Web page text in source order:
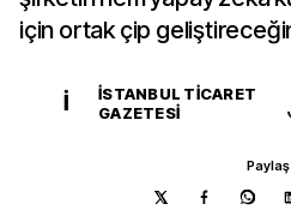
için ortak çip
İ
İSTANBUL TICARET
GAZETESI
Paylaş